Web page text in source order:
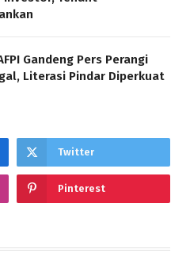
Gandeng Pers Perangi
Literasi Pindar Diperkuat
Twitter
Pinterest